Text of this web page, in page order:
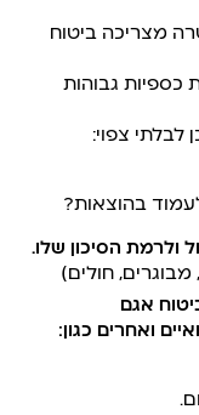
מצריכה ביטוח
כספיות גבוהות
לבלתי צפוי:
בהוצאות?
ולרמת הסיכון שלו.
חולים)
אגם
ואחרים כגון: